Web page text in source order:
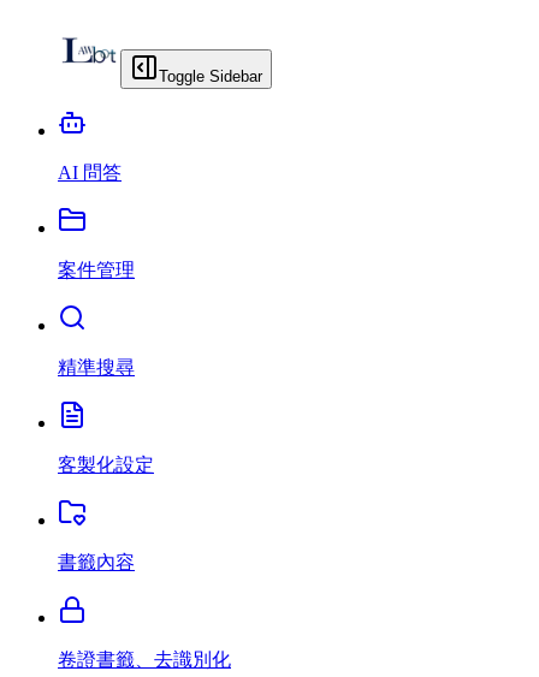
Toggle Sidebar
AI 問答
案件管理
精準搜尋
客製化設定
書籤內容
卷證書籤、去識別化